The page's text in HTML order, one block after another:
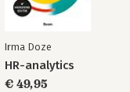
Irma Doze
HR-analytics
€ 49,95